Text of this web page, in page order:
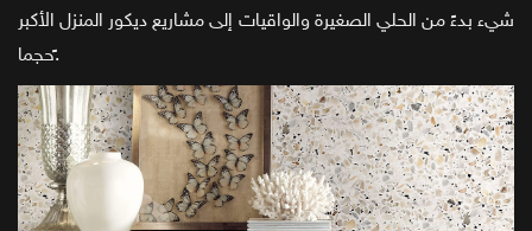
شيء بدءً من الحلي الصغيرة والواقيات إلى مشاريع ديكور المنزل الأكبر
حجما.ً